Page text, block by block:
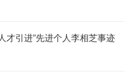
引进”先进个人李相芝事迹